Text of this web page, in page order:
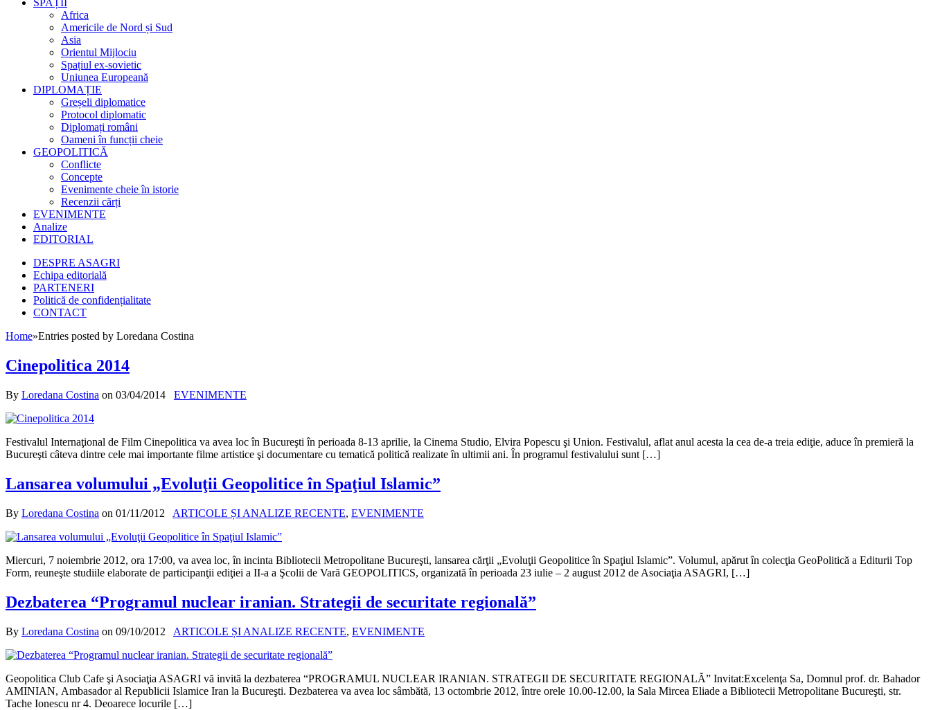
SPAȚII
Africa
Americile de Nord și Sud
Asia
Orientul Mijlociu
Spațiul ex-sovietic
Uniunea Europeană
DIPLOMAȚIE
Greșeli diplomatice
Protocol diplomatic
Diplomați români
Oameni în funcții cheie
GEOPOLITICĂ
Conflicte
Concepte
Evenimente cheie în istorie
Recenzii cărți
EVENIMENTE
Analize
EDITORIAL
DESPRE ASAGRI
Echipa editorială
PARTENERI
Politică de confidențialitate
CONTACT
Home»Entries posted by Loredana Costina
Cinepolitica 2014
By Loredana Costina on 03/04/2014 EVENIMENTE
Festivalul Internaţional de Film Cinepolitica va avea loc în Bucureşti în perioada 8-13 aprilie, la Cinema Studio, Elvira Popescu şi Union. Festivalul, aflat anul acesta la cea de-a treia ediţie, aduce în premieră la
Bucureşti câteva dintre cele mai importante filme artistice şi documentare cu tematică politică realizate în ultimii ani. În programul festivalului sunt […]
Lansarea volumului „Evoluţii Geopolitice în Spaţiul Islamic”
By Loredana Costina on 01/11/2012 ARTICOLE ȘI ANALIZE RECENTE, EVENIMENTE
Miercuri, 7 noiembrie 2012, ora 17:00, va avea loc, în incinta Bibliotecii Metropolitane Bucureşti, lansarea cărţii „Evoluţii Geopolitice în Spaţiul Islamic”. Volumul, apărut în colecţia GeoPolitică a Editurii Top
Form, reuneşte studiile elaborate de participanţii ediţiei a II-a a Şcolii de Vară GEOPOLITICS, organizată în perioada 23 iulie – 2 august 2012 de Asociaţia ASAGRI, […]
Dezbaterea “Programul nuclear iranian. Strategii de securitate regională”
By Loredana Costina on 09/10/2012 ARTICOLE ȘI ANALIZE RECENTE, EVENIMENTE
Geopolitica Club Cafe şi Asociaţia ASAGRI vă invită la dezbaterea “PROGRAMUL NUCLEAR IRANIAN. STRATEGII DE SECURITATE REGIONALĂ” Invitat:Excelenţa Sa, Domnul prof. dr. Bahador
AMINIAN, Ambasador al Republicii Islamice Iran la Bucureşti. Dezbaterea va avea loc sâmbătă, 13 octombrie 2012, între orele 10.00-12.00, la Sala Mircea Eliade a Bibliotecii Metropolitane Bucureşti, str.
Tache Ionescu nr 4. Deoarece locurile […]